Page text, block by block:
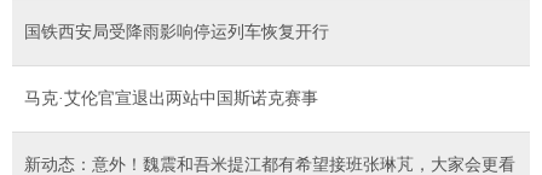
国铁西安局受降雨影响停运列车恢复开行
马克·艾伦官宣退出两站中国斯诺克赛事
新动态：意外！魏震和吾米提江都有希望接班张琳芃，大家会更看